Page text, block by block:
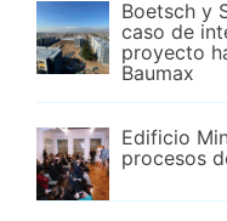
Boetsch y
caso de
proyecto
Baumax
Edificio
procesos